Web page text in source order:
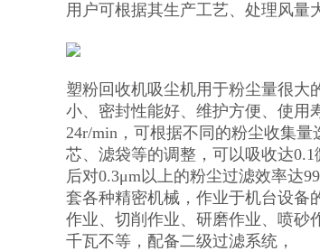
用户可根据其生产工艺、处理风量
塑粉回收机吸尘机用于粉尘量很大
小、密封性能好、维护方便、使用
24r/min，可根据不同的粉尘收集
芯、滤袋等的调整，可以吸收达
后对0.3μm以上的粉尘过滤效率达
套各种精密机械，作业于机台设备
作业、切削作业、研磨作业、喷砂
千瓦不等，配备二级过滤系统，